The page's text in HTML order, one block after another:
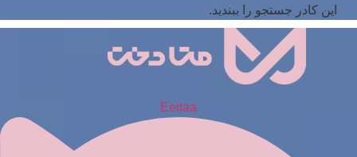
این کادر جستجو را ببندید.
Eeitaa